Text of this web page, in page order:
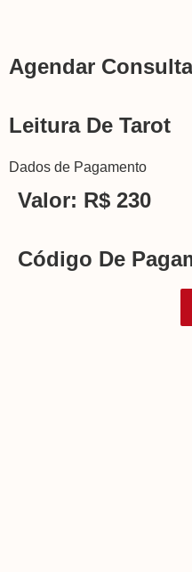
Agendar Consulta
Leitura De Tarot
Dados de Pagamento
Valor: R$ 230
Código De